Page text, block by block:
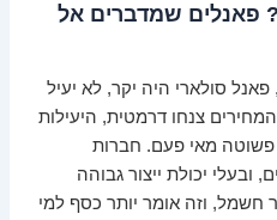
פאנלים שמדברים אל
פאנל סולארי היה יקר, לא יעיל
צנחו דרמטית, היעילות
פשוטה מאי פעם. חברות
ובעלי יכולת ייצור גבוהה
חשמל, וזה אומר יותר כסף למי